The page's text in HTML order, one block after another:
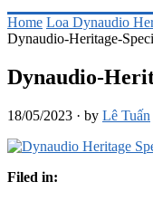
Home Loa Dynaudio
Dynaudio-Heritage-
Dynaudio-
18/05/2023 · by Lê Tuấn
Filed in: